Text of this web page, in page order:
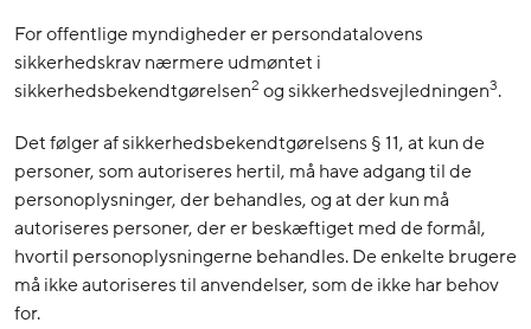
For offentlige myndigheder er persondatalovens
sikkerhedskrav nærmere udmøntet i
sikkerhedsbekendtgørelsen2 og sikkerhedsvejledningen3.
Det følger af sikkerhedsbekendtgørelsens § 11, at kun de
personer, som autoriseres hertil, må have adgang til de
personoplysninger, der behandles, og at der kun må
autoriseres personer, der er beskæftiget med de formål,
hvortil personoplysningerne behandles. De enkelte brugere
må ikke autoriseres til anvendelser, som de ikke har behov
for.